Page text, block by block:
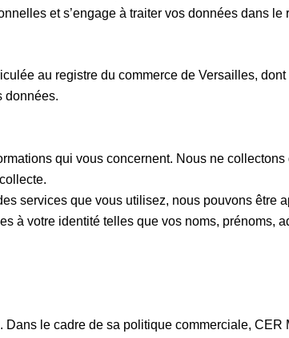
et s’engage à traiter vos données dans
au registre du commerce de Versailles,
données.
qui vous concernent. Nous ne
services que vous utilisez, nous pouvons être
à votre identité telles que vos noms,
le cadre de sa politique commerciale,